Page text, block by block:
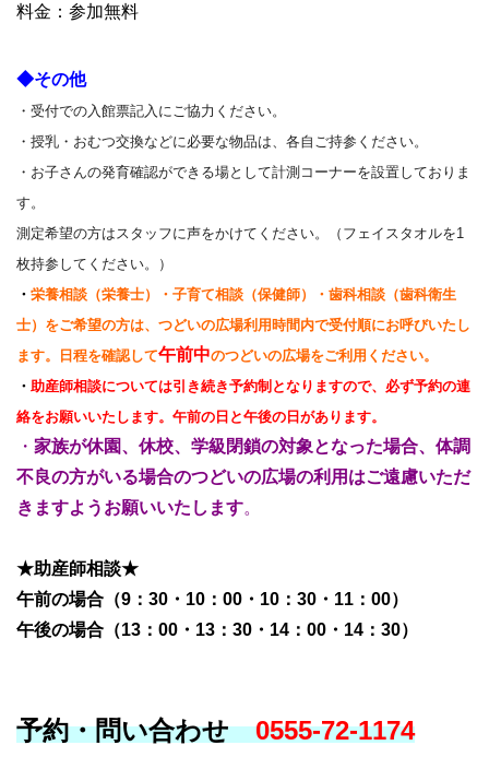
料金：参加無料
◆その他
・受付での入館票記入にご協力ください。
・授乳・おむつ交換などに必要な物品は、各自ご持参ください。
・お子さんの発育確認ができる場として計測コーナーを設置しておりま
す。
測定希望の方はスタッフに声をかけてください。（フェイスタオルを1
枚持参してください。）
・ 栄養相談（栄養士）・子育て相談（保健師）・歯科相談（歯科衛生
士）をご希望の方は、つどいの広場利用時間内で受付順にお呼びいたし
ます。日程を確認して午前中のつどいの広場をご利用ください。
・ 助産師相談については引き続き予約制となりますので、必ず予約の連
絡をお願いいたします。午前の日と午後の日があります。
・ 家族が休園、休校、学級閉鎖の対象となった場合、体調
不良の方がいる場合のつどいの広場の利用はご遠慮いただ
きますようお願いいたします。
★助産師相談★
午前の場合（9：30・10：00・10：30・11：00）
午後の場合（13：00・13：30・14：00・14：30）
予約・問い合わせ0555-72-1174